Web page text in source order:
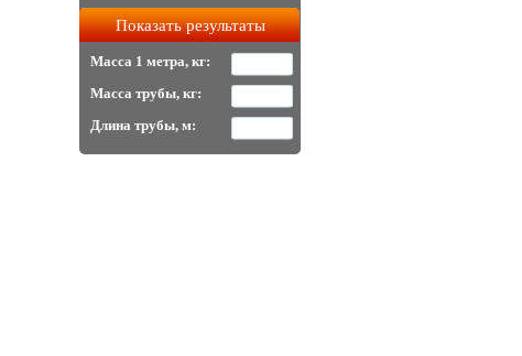
Масса 1 метра, кг:
Масса трубы, кг:
Длина трубы, м: